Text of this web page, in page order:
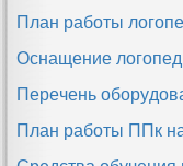
План работы
Оснащение
Перечень
План работы ППк